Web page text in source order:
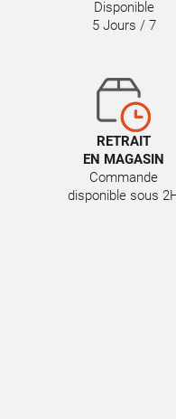
Disponible
5 Jours / 7
RETRAIT
EN MAGASIN
Commande
disponible sous